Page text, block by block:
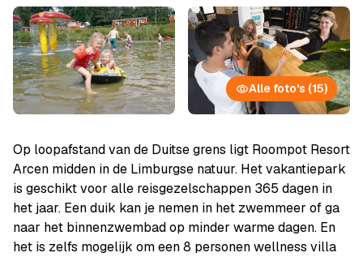
Alle foto's (15)
Op loopafstand van de Duitse grens ligt Roompot Resort
Arcen midden in de Limburgse natuur. Het vakantiepark
is geschikt voor alle reisgezelschappen 365 dagen in
het jaar. Een duik kan je nemen in het zwemmeer of ga
naar het binnenzwembad op minder warme dagen. En
het is zelfs mogelijk om een 8 personen wellness villa